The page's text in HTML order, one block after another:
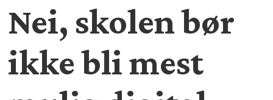
Nei, skolen bør
ikke bli mest